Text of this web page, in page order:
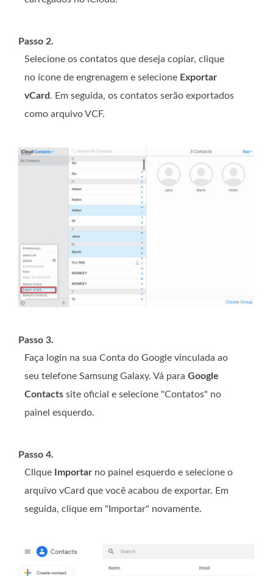
Passo 2.
Selecione os contatos que deseja copiar, clique
no ícone de engrenagem e selecione Exportar
vCard. Em seguida, os contatos serão exportados
como arquivo VCF.
Passo 3.
Faça login na sua Conta do Google vinculada ao
seu telefone Samsung Galaxy. Vá para Google
Contacts site oficial e selecione "Contatos" no
painel esquerdo.
Passo 4.
Clique
Importar no painel esquerdo e selecione o
arquivo vCard que você acabou de exportar. Em
seguida, clique em "Importar" novamente.